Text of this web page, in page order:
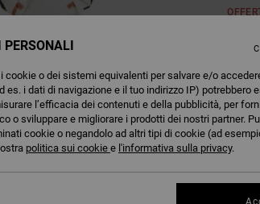
S
PERSONALI
cookie o dei sistemi equivalenti per salvare e/o
i dati di navigazione e il tuo indirizzo IP) potrebbero
l’efficacia dei contenuti e della pubblicità, per
o sviluppare e migliorare i prodotti dei nostri partner.
cookie o negandolo ad altri tipi di cookie (ad
politica sui cookie e l'informativa sulla privacy.